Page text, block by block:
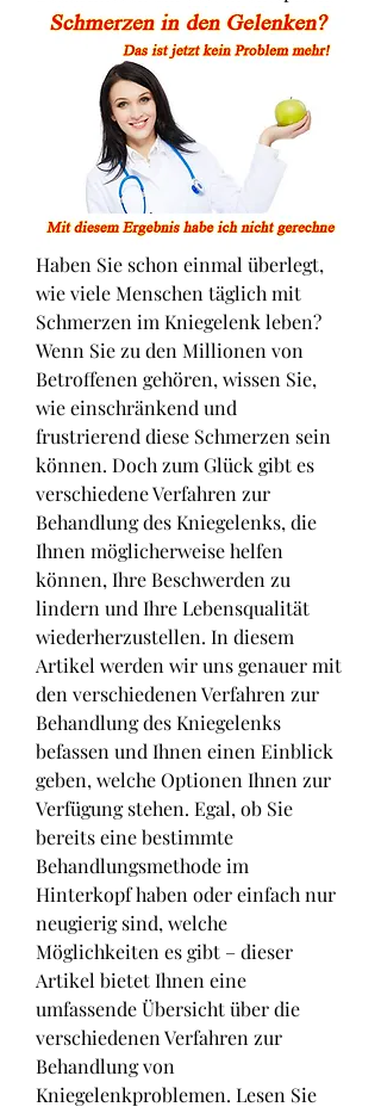
Haben Sie schon einmal überlegt,
wie viele Menschen täglich mit
Schmerzen im Kniegelenk leben?
Wenn Sie zu den Millionen von
Betroffenen gehören, wissen Sie,
wie einschränkend und
frustrierend diese Schmerzen sein
können. Doch zum Glück gibt es
verschiedene Verfahren zur
Behandlung des Kniegelenks, die
Ihnen möglicherweise helfen
können, Ihre Beschwerden zu
lindern und Ihre Lebensqualität
wiederherzustellen. In diesem
Artikel werden wir uns genauer mit
den verschiedenen Verfahren zur
Behandlung des Kniegelenks
befassen und Ihnen einen Einblick
geben, welche Optionen Ihnen zur
Verfügung stehen. Egal, ob Sie
bereits eine bestimmte
Behandlungsmethode im
Hinterkopf haben oder einfach nur
neugierig sind, welche
Möglichkeiten es gibt – dieser
Artikel bietet Ihnen eine
umfassende Übersicht über die
verschiedenen Verfahren zur
Behandlung von
Kniegelenkproblemen. Lesen Sie